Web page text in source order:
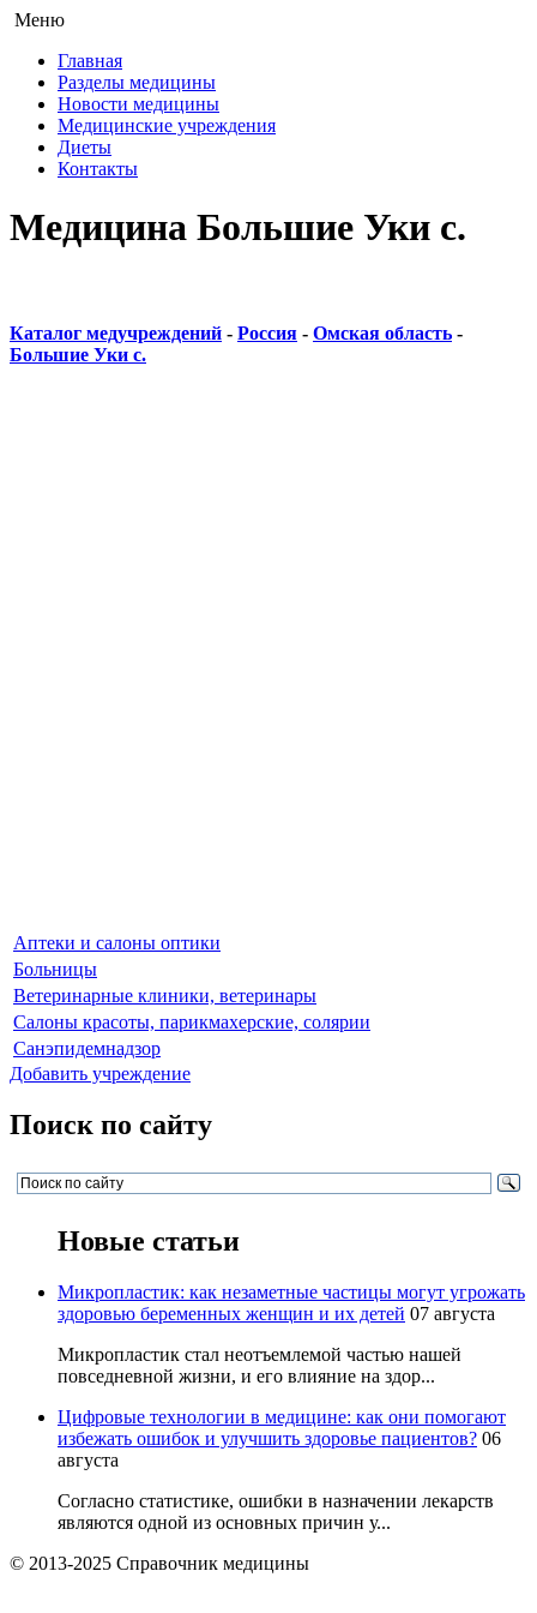
Меню
Главная
Разделы медицины
Новости медицины
Медицинские учреждения
Диеты
Контакты
Медицина Большие Уки с.
Каталог медучреждений - Россия - Омская область -
Большие Уки с.
Аптеки и салоны оптики
Больницы
Ветеринарные клиники, ветеринары
Салоны красоты, парикмахерские, солярии
Санэпидемнадзор
Добавить учреждение
Поиск по сайту
Новые статьи
Микропластик: как незаметные частицы могут угрожать
здоровью беременных женщин и их детей 07 августа
Микропластик стал неотъемлемой частью нашей
повседневной жизни, и его влияние на здор...
Цифровые технологии в медицине: как они помогают
избежать ошибок и улучшить здоровье пациентов? 06
августа
Согласно статистике, ошибки в назначении лекарств
являются одной из основных причин у...
© 2013-2025 Справочник медицины